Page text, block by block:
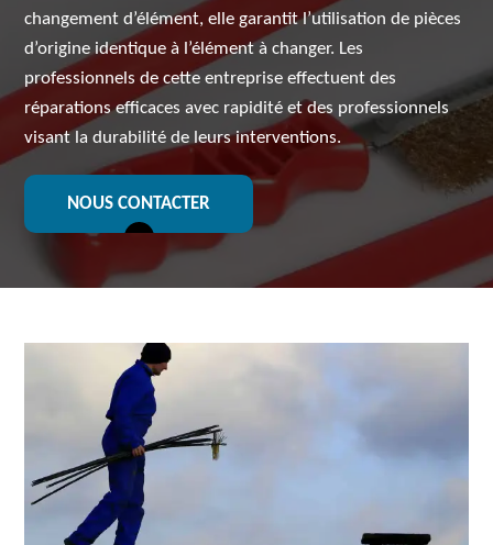
changement d’élément, elle garantit l’utilisation de pièces
d’origine identique à l’élément à changer. Les
professionnels de cette entreprise effectuent des
réparations efficaces avec rapidité et des professionnels
visant la durabilité de leurs interventions.
NOUS CONTACTER